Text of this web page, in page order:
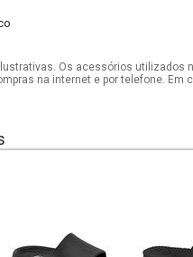
Os acessórios utilizados
na internet e por telefone.